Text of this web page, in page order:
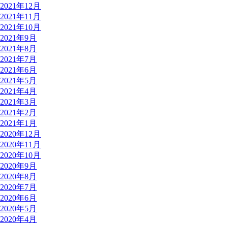
2021年12月
2021年11月
2021年10月
2021年9月
2021年8月
2021年7月
2021年6月
2021年5月
2021年4月
2021年3月
2021年2月
2021年1月
2020年12月
2020年11月
2020年10月
2020年9月
2020年8月
2020年7月
2020年6月
2020年5月
2020年4月